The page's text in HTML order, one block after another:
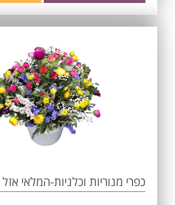
כפרי מנוריות וכלניות-המלאי אזל